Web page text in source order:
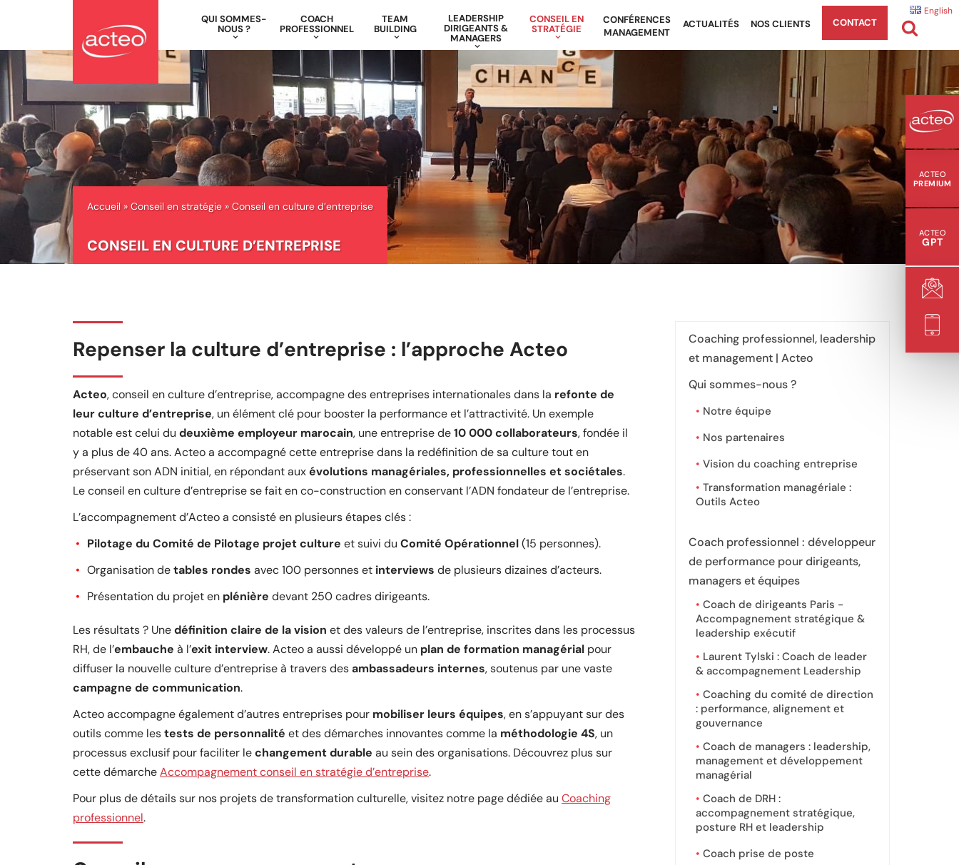
English
ACTEO
PREMIUM
ACTEO
GPT
au
contenu
QUI SOMMES-
NOUS ?
COACH
PROFESSIONNEL
TEAM
BUILDING
LEADERSHIP
DIRIGEANTS &
MANAGERS
CONSEIL EN
STRATÉGIE
CONFÉRENCES
MANAGEMENT
ACTUALITÉS NOS CLIENTS CONTACT
Accueil»Conseil en stratégie»Conseil en culture d’entreprise
CONSEIL EN CULTURE D’ENTREPRISE
Repenser la culture d’entreprise : l’approche Acteo
Acteo, conseil en culture d’entreprise, accompagne des entreprises internationales dans la refonte de
leur culture d’entreprise, un élément clé pour booster la performance et l’attractivité. Un exemple
notable est celui du deuxième employeur marocain, une entreprise de10 000 collaborateurs, fondée il
y a plus de 40 ans. Acteo a accompagné cette entreprise dans la redéfinition de sa culture tout en
préservant son ADN initial, en répondant auxévolutions managériales, professionnelles et sociétales.
Le conseil en culture d’entreprise se fait en co-construction en conservant l’ADN fondateur de l’entreprise.
L’accompagnement d’Acteo a consisté en plusieurs étapes clés :
Pilotage du Comité de Pilotage projet culture et suivi du Comité Opérationnel(15 personnes).
Organisation detables rondes avec 100 personnes et interviews de plusieurs dizaines d’acteurs.
Présentation du projet en plénière devant 250 cadres dirigeants.
Les résultats ? Unedéfinition claire de la vision et des valeurs de l’entreprise, inscrites dans les processus
RH, de l’embauche à l’exit interview. Acteo a aussi développé un plan de formation managérial pour
diffuser la nouvelle culture d’entreprise à travers desambassadeurs internes, soutenus par une vaste
campagne de communication.
Acteo accompagne également d’autres entreprises pour mobiliser leurs équipes, en s’appuyant sur des
outils comme lestests de personnalité et des démarches innovantes comme la méthodologie 4S, un
processus exclusif pour faciliter lechangement durable au sein des organisations. Découvrez plus sur
cette démarcheAccompagnement conseil en stratégie d’entreprise.
Pour plus de détails sur nos projets de transformation culturelle, visitez notre page dédiée au Coaching
professionnel.
Coaching professionnel, leadership
et management | Acteo
Qui sommes-nous ?
Notre équipe
Nos partenaires
Vision du coaching entreprise
Transformation managériale :
Outils Acteo
Coach professionnel : développeur
de performance pour dirigeants,
managers et équipes
Coach de dirigeants Paris -
Accompagnement stratégique &
leadership exécutif
Laurent Tylski : Coach de leader
& accompagnement Leadership
Coaching du comité de direction
: performance, alignement et
gouvernance
Coach de managers : leadership,
management et développement
managérial
Coach de DRH :
accompagnement stratégique,
posture RH et leadership
Coach prise de poste